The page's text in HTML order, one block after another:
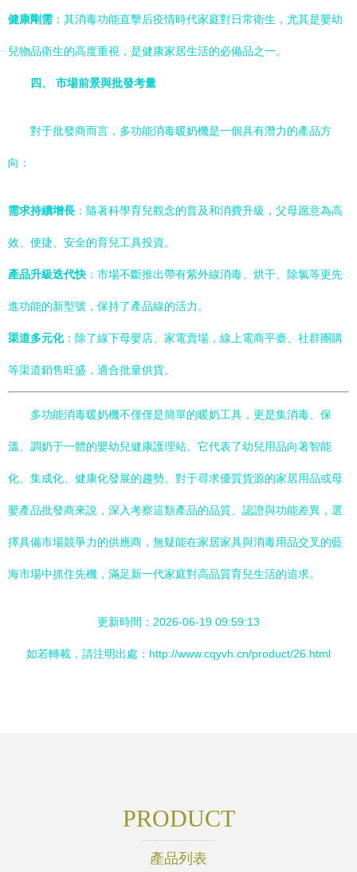
健康剛需 ：其消毒功能直擊后疫情時代家庭對日常衛生，尤其是嬰幼
兒物品衛生的高度重視，是健康家居生活的必備品之一。
四、 市場前景與批發考量
對于批發商而言，多功能消毒暖奶機是一個具有潛力的產品方
向：
需求持續增長 ：隨著科學育兒觀念的普及和消費升級，父母愿意為高
效、便捷、安全的育兒工具投資。
產品升級迭代快 ：市場不斷推出帶有紫外線消毒、烘干、除氯等更先
進功能的新型號，保持了產品線的活力。
渠道多元化：除了線下母嬰店、家電賣場，線上電商平臺、社群團購
等渠道銷售旺盛，適合批量供貨。
多功能消毒暖奶機不僅僅是簡單的暖奶工具，更是集消毒、保
溫、調奶于一體的嬰幼兒健康護理站。它代表了幼兒用品向著智能
化、集成化、健康化發展的趨勢。對于尋求優質貨源的家居用品或母
嬰產品批發商來說，深入考察這類產品的品質、認證與功能差異，選
擇具備市場競爭力的供應商，無疑能在家居家具與消毒用品交叉的藍
海市場中抓住先機，滿足新一代家庭對高品質育兒生活的追求。
更新時間：2026-06-19 09:59:13
如若轉載，請注明出處：http://www.cqyvh.cn/product/26.html
PRODUCT
產品列表